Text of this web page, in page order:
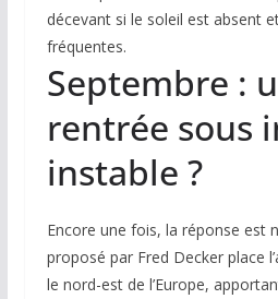
décevant si le soleil est absent
fréquentes.
Septembre :
rentrée sous
instable ?
Encore une fois, la réponse est
proposé par Fred Decker place
le nord-est de l’Europe,